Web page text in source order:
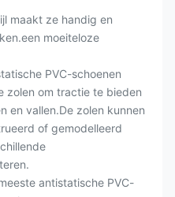
maakt ze handig en
moeiteloze
PVC-schoenen
zolen om tractie te bieden
en vallen.De zolen kunnen
of gemodelleerd
antistatische PVC-